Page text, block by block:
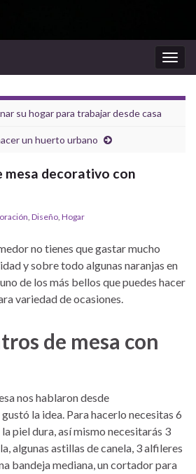
la
su hogar para trabajar desde casa
un huerto urbano
mesa decorativo con
, Diseño, Hogar
no tienes que gastar mucho
y sobre todo algunas naranjas en
de los más bellos que puedes hacer
variedad de ocasiones.
de mesa con
nos hablaron desde
gustó la idea. Para hacerlo necesitas 6
piel dura, así mismo necesitarás 3
algunas astillas de canela, 3 alfileres
bandeja mediana, un cortador para